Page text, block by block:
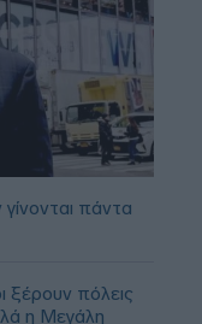
πάντα
πόλεις
η Μεγάλη